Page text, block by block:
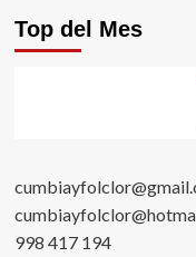
Top del Mes
998 417 194